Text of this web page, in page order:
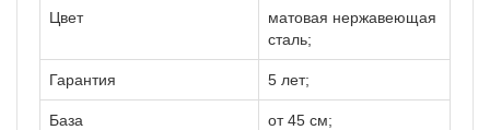
Цвет
матовая нержавеющая
сталь;
Гарантия 5 лет;
База от 45 см;